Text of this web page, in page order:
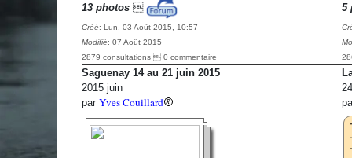
13 photos
Créé: Lun. 03 Août 2015, 10:57
Modifié: 07 Août 2015
2879 consultations  0 commentaire
5
Saguenay 14 au 21 juin 2015
2015 juin
par Yves Couillard